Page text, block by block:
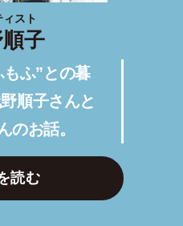
ィスト
子
もふ”との暮
順子さんと
のお話。
読む